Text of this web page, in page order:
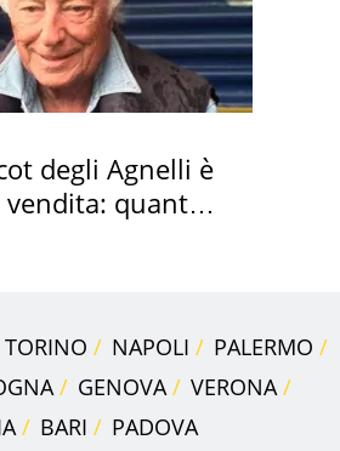
degli Agnelli è
quanto
TORINO NAPOLI
PALERMO
GENOVA
VERONA
BARI PADOVA